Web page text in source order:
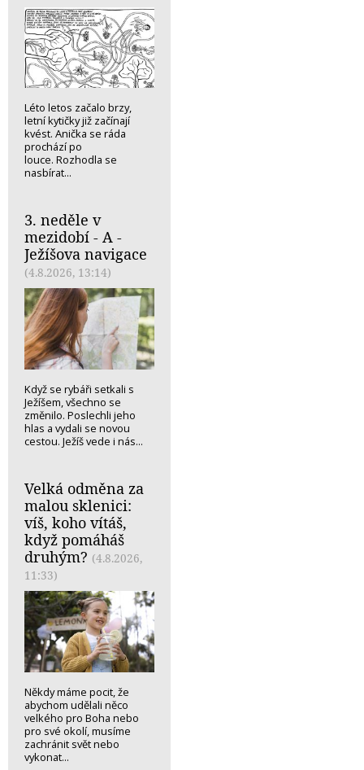
Léto letos začalo brzy,
letní kytičky již začínají
kvést. Anička se ráda
prochází po
louce. Rozhodla se
nasbírat...
3. neděle v
mezidobí - A -
Ježíšova navigace
(4.8.2026, 13:14)
Když se rybáři setkali s
Ježíšem, všechno se
změnilo. Poslechli jeho
hlas a vydali se novou
cestou. Ježíš vede i nás...
Velká odměna za
malou sklenici:
víš, koho vítáš,
když pomáháš
druhým? (4.8.2026,
11:33)
Někdy máme pocit, že
abychom udělali něco
velkého pro Boha nebo
pro své okolí, musíme
zachránit svět nebo
vykonat...